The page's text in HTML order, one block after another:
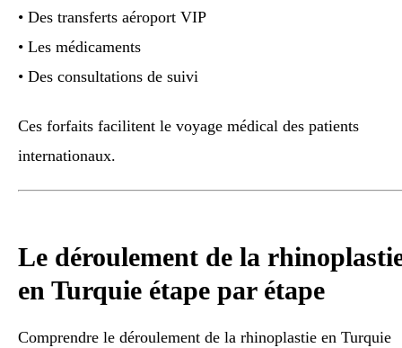
• Des transferts aéroport VIP
• Les médicaments
• Des consultations de suivi
Ces forfaits facilitent le voyage médical des patients
internationaux.
Le déroulement de la
en Turquie étape par étape
Comprendre le déroulement de la rhinoplastie en Turquie